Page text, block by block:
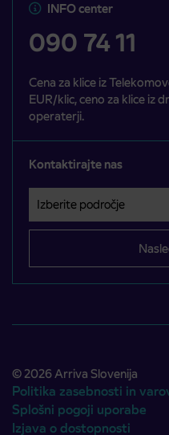
INFO center
090 74 11
Cena za klice iz
EUR/klic, ceno za klice iz
operaterji.
Kontaktirajte nas
Izberite področje
Področje je obvezno izbrati.
© 2026 Arriva Slovenija
Politika zasebnosti in
Splošni pogoji uporabe
Izjava o dostopnosti